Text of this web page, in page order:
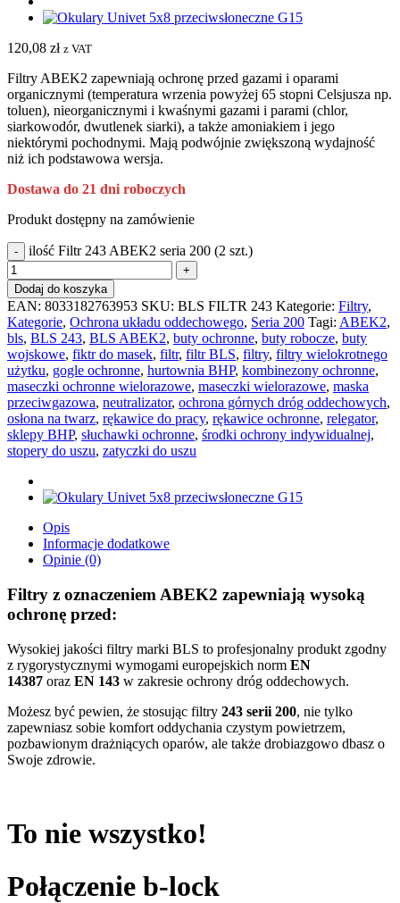
120,08 zł z VAT
Filtry ABEK2 zapewniają ochronę przed gazami i oparami
organicznymi (temperatura wrzenia powyżej 65 stopni Celsjusza np.
toluen), nieorganicznymi i kwaśnymi gazami i parami (chlor,
siarkowodór, dwutlenek siarki), a także amoniakiem i jego
niektórymi pochodnymi. Mają podwójnie zwiększoną wydajność
niż ich podstawowa wersja.
Dostawa do 21 dni roboczych
Produkt dostępny na zamówienie
ilość Filtr 243 ABEK2 seria 200 (2 szt.)
Dodaj do koszyka
EAN: 8033182763953 SKU: BLS FILTR 243 Kategorie: Filtry,
Kategorie, Ochrona układu oddechowego, Seria 200 Tagi: ABEK2,
bls, BLS 243, BLS ABEK2, buty ochronne, buty robocze, buty
wojskowe, fiktr do masek, filtr, filtr BLS, filtry, filtry wielokrotnego
użytku, gogle ochronne, hurtownia BHP, kombinezony ochronne,
maseczki ochronne wielorazowe, maseczki wielorazowe, maska
przeciwgazowa, neutralizator, ochrona górnych dróg oddechowych,
osłona na twarz, rękawice do pracy, rękawice ochronne, relegator,
sklepy BHP, słuchawki ochronne, środki ochrony indywidualnej,
stopery do uszu, zatyczki do uszu
Opis
Informacje dodatkowe
Opinie (0)
Filtry z oznaczeniem ABEK2 zapewniają wysoką
ochronę przed:
Wysokiej jakości filtry marki BLS to profesjonalny produkt zgodny
z rygorystycznymi wymogami europejskich norm EN
14387 oraz EN 143 w zakresie ochrony dróg oddechowych.
Możesz być pewien, że stosując filtry 243 serii 200, nie tylko
zapewniasz sobie komfort oddychania czystym powietrzem,
pozbawionym drażniących oparów, ale także drobiazgowo dbasz o
Swoje zdrowie.
To nie wszystko!
Połączenie b-lock